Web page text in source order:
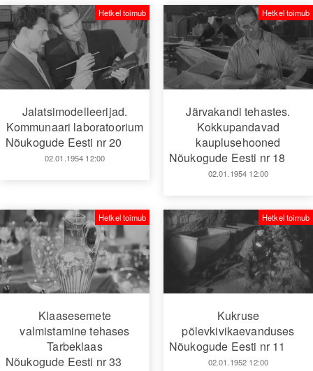
Jalatsimodelleerijad.
Kommunaari laboratoorium
Nõukogude Eesti nr 20
02.01.1954 12:00
Hetkel toimub
Järvakandi tehastes.
Kokkupandavad
kauplusehooned
Nõukogude Eesti nr 18
02.01.1954 12:00
Hetkel toimub
Klaasesemete
valmistamine tehases
Tarbeklaas
Nõukogude Eesti nr 33
Hetkel toimub
Kukruse
põlevkivikaevanduses
Nõukogude Eesti nr 11
02.01.1952 12:00
Hetkel toimub